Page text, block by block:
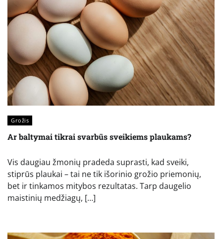
Grožis
Ar baltymai tikrai svarbūs sveikiems plaukams?
Vis daugiau žmonių pradeda suprasti, kad sveiki,
stiprūs plaukai – tai ne tik išorinio grožio priemonių,
bet ir tinkamos mitybos rezultatas. Tarp daugelio
maistinių medžiagų, […]